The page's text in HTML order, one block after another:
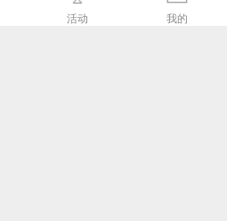
活动 我的